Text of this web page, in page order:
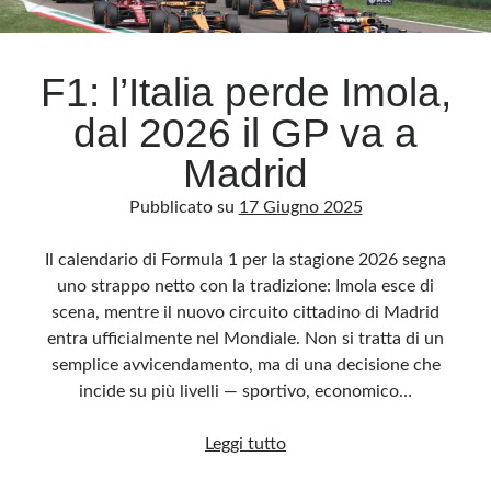
Archivio
Archivi
Questo blog non rappresenta una testata giornalistica, in quanto viene aggiornato
sensi della legge n· 62 del 7.03.2001. L’autore non è responsabile di quanto
pubblicato dai lettori nei commenti ai vari post. Saranno comunque cancellati quelli
ritenuti offensivi o lesivi dell’immagine o dell’onorabilità di terzi, di genere spam,
razzisti o che contengano dati personali non conformi al rispetto delle norme sulla
privacy. Alcune immagini inserite in questo blog sono tratte da Internet e, pertanto,
immediatamente rimosse. L’autore del blog non è responsabile dei siti collegati
F1: l’Italia perde Imola,
dal 2026 il GP va a
Madrid
Pubblicato su 17 Giugno 2025
Il calendario di Formula 1 per la stagione 2026 segna
uno strappo netto con la tradizione: Imola esce di
scena, mentre il nuovo circuito cittadino di Madrid
entra ufficialmente nel Mondiale. Non si tratta di un
semplice avvicendamento, ma di una decisione che
incide su più livelli — sportivo, economico…
Leggi tuttoF1: